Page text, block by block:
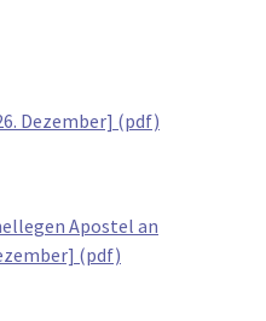
Dezember] (pdf)
Apostel an
(pdf)